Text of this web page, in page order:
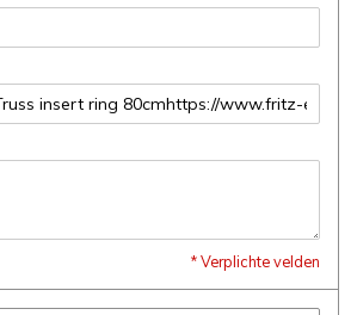
* Verplichte velden